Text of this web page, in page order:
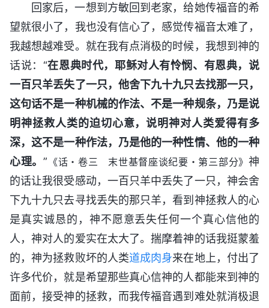
回家后，一想到方敏回到老家，给她传福音的希
望就很小了，我也没有信心了，感觉传福音太难了，
我越想越难受。就在我有点消极的时候，我想到神的
话说：“在恩典时代，耶稣对人有怜悯、有恩典，说
一百只羊丢失了一只，他舍下九十九只去找那一只，
这句话不是一种机械的作法、不是一种规条，乃是说
明神拯救人类的迫切心意，说明神对人类爱得有多
深，这不是一种作法，乃是他的一种性情、他的一种
心理。” 《话・卷三 末世基督座谈纪要・第三部分》 神
的话让我很受感动，一百只羊中丢失了一只，神会舍
下九十九只去寻找丢失的那只羊，看到神拯救人的心
是真实诚恳的，神不愿意丢失任何一个真心信他的
人，神对人的爱实在太大了。揣摩着神的话我挺蒙羞
的，神为拯救败坏的人类道成肉身来在地上，付出了
许多代价，就是希望那些真心信神的人都能来到神的
面前，接受神的拯救，而我传福音遇到难处就消极退